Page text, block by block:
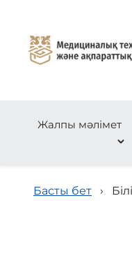
Жалпы мәлімет
Басты бет ›